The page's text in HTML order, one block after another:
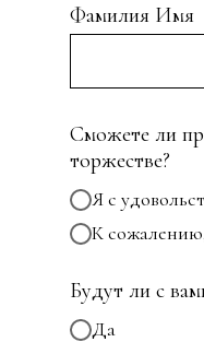
Фамилия Имя
Сможете ли
торжестве?
Я с
К
Будут ли с
Да